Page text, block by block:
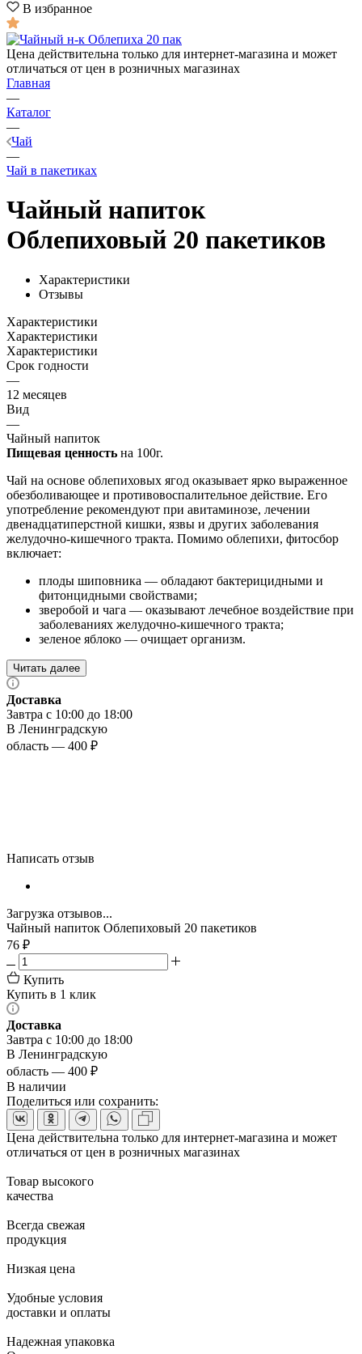
В избранное
Цена действительна только для интернет-магазина и может
отличаться от цен в розничных магазинах
Главная
—
Каталог
—
Чай
—
Чай в пакетиках
Чайный напиток
Облепиховый 20 пакетиков
Характеристики
Отзывы
Характеристики
Характеристики
Характеристики
Срок годности
—
12 месяцев
Вид
—
Чайный напиток
Пищевая ценность на 100г.
Чай на основе облепиховых ягод оказывает ярко выраженное
обезболивающее и противовоспалительное действие. Его
употребление рекомендуют при авитаминозе, лечении
двенадцатиперстной кишки, язвы и других заболевания
желудочно-кишечного тракта. Помимо облепихи, фитосбор
включает:
плоды шиповника — обладают бактерицидными и
фитонцидными свойствами;
зверобой и чага — оказывают лечебное воздействие при
заболеваниях желудочно-кишечного тракта;
зеленое яблоко — очищает организм.
Читать далее
Доставка
Завтра с 10:00 до 18:00
В Ленинградскую
область — 400 ₽
Написать отзыв
Загрузка отзывов...
Чайный напиток Облепиховый 20 пакетиков
76 ₽
Купить
Купить в 1 клик
Доставка
Завтра с 10:00 до 18:00
В Ленинградскую
область — 400 ₽
В наличии
Поделиться или сохранить:
Цена действительна только для интернет-магазина и может
отличаться от цен в розничных магазинах
Товар высокого
качества
Всегда свежая
продукция
Низкая цена
Удобные условия
доставки и оплаты
Надежная упаковка